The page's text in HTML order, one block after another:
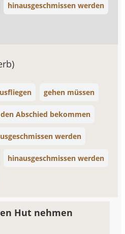
hinausgeschmissen werden
gehen müssen
den Abschied bekommen
werden
hinausgeschmissen werden
Hut nehmen